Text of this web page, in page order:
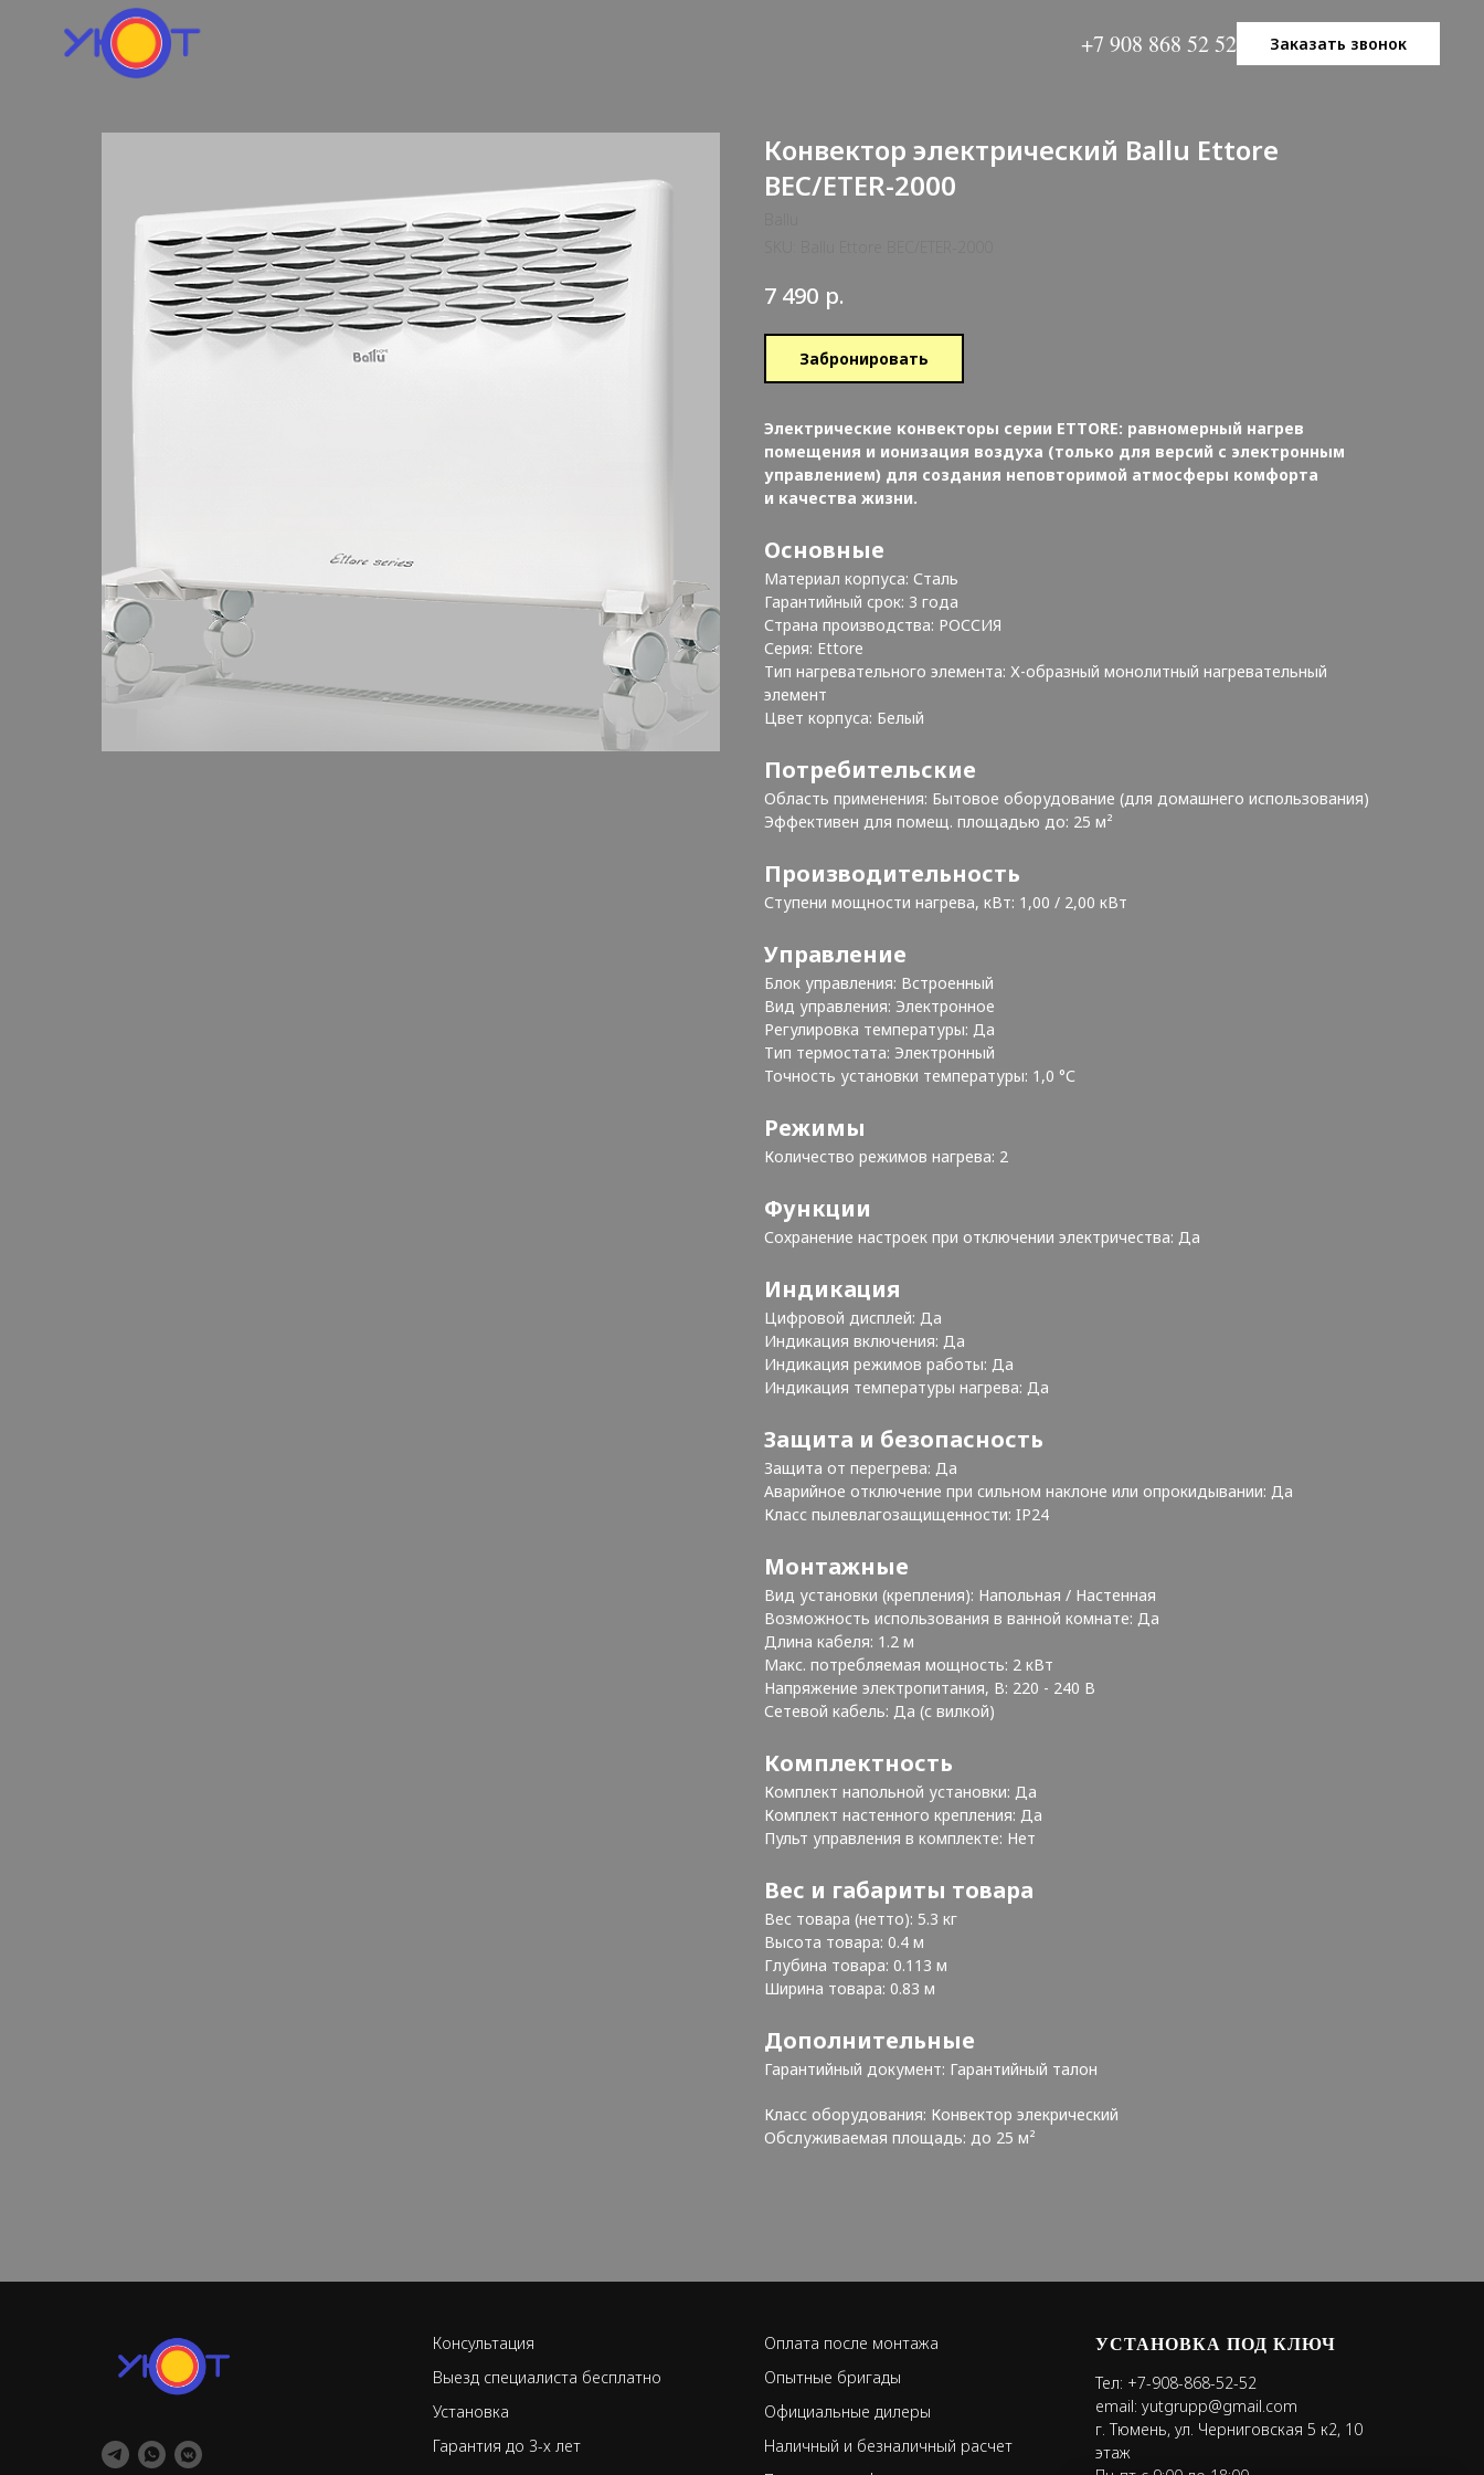
+7 908 868 52 52 Заказать звонок
Конвектор электрический Ballu Ettore
BEC/ETER-2000
7 490 р.
Забронировать
Электрические конвекторы серии ETTORE: равномерный нагрев
помещения и ионизация воздуха (только для версий с электронным
управлением) для создания неповторимой атмосферы комфорта
и качества жизни.
Основные
Материал корпуса: Сталь
Гарантийный срок: 3 года
Страна производства: РОССИЯ
Серия: Ettore
Тип нагревательного элемента: Х-образный монолитный нагревательный
элемент
Цвет корпуса: Белый
Потребительские
Область применения: Бытовое оборудование (для домашнего использования)
Эффективен для помещ. площадью до: 25 м²
Производительность
Ступени мощности нагрева, кВт: 1,00 / 2,00 кВт
Управление
Блок управления: Встроенный
Вид управления: Электронное
Регулировка температуры: Да
Тип термостата: Электронный
Точность установки температуры: 1,0 °С
Режимы
Количество режимов нагрева: 2
Функции
Сохранение настроек при отключении электричества: Да
Индикация
Цифровой дисплей: Да
Индикация включения: Да
Индикация режимов работы: Да
Индикация температуры нагрева: Да
Защита и безопасность
Защита от перегрева: Да
Аварийное отключение при сильном наклоне или опрокидывании: Да
Класс пылевлагозащищенности: IP24
Монтажные
Вид установки (крепления): Напольная / Настенная
Возможность использования в ванной комнате: Да
Длина кабеля: 1.2 м
Макс. потребляемая мощность: 2 кВт
Напряжение электропитания, В: 220 - 240 В
Сетевой кабель: Да (с вилкой)
Комплектность
Комплект напольной установки: Да
Комплект настенного крепления: Да
Пульт управления в комплекте: Нет
Вес и габариты товара
Вес товара (нетто): 5.3 кг
Высота товара: 0.4 м
Глубина товара: 0.113 м
Ширина товара: 0.83 м
Дополнительные
Гарантийный документ: Гарантийный талон
Класс оборудования: Конвектор элекрический
Обслуживаемая площадь: до 25 м²
Консультация
Выезд специалиста бесплатно
Установка
Гарантия до 3-х лет
Оплата после монтажа
Опытные бригады
Официальные дилеры
Наличный и безналичный расчет
УСТАНОВКА ПОД КЛЮЧ
Тел: +7-908-868-52-52
email: yutgrupp@gmail.com
г. Тюмень, ул. Черниговская 5 к2, 10
этаж